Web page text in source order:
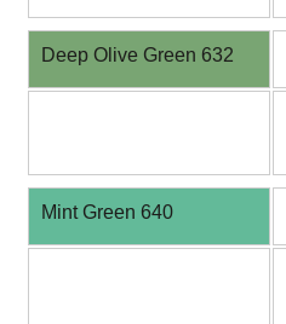
Deep Olive Green 632
Mint Green 640